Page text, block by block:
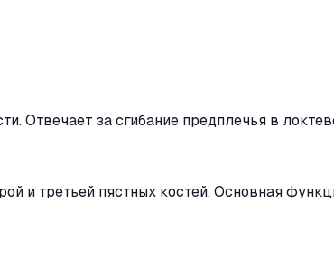
Отвечает за сгибание предплечья в
и третьей пястных костей. Основная